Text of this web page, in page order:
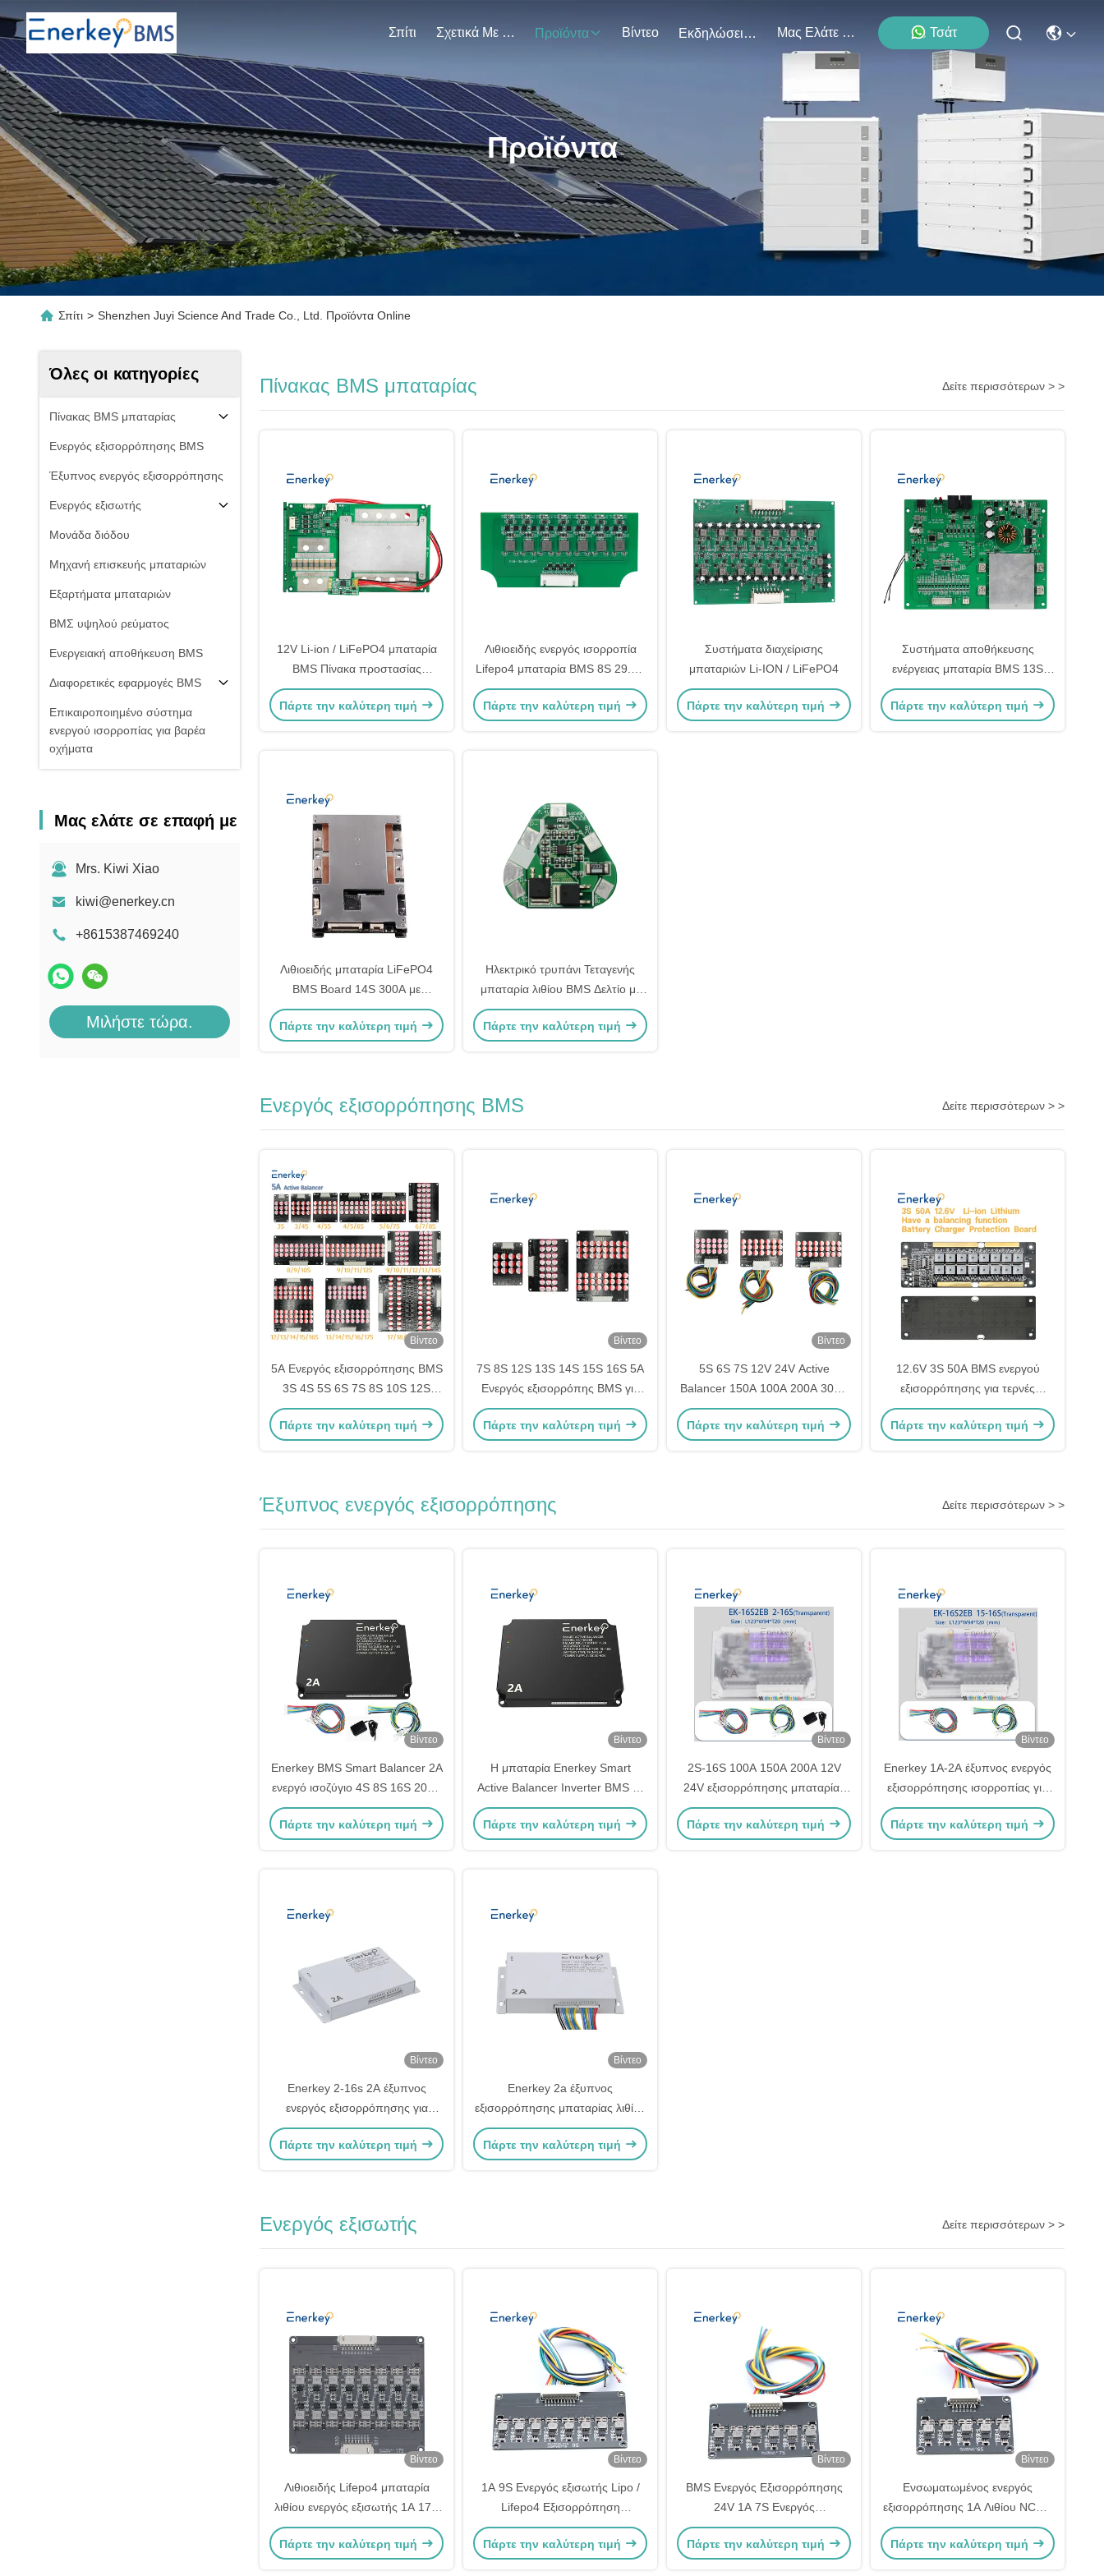
Σπίτι Σχετικά Με Εμάς Προϊόντα Βίντεο Εκδηλώσεις Μας Ελάτε Σε Επαφή Με Τσάτ
Προϊόντα
Σπίτι > Shenzhen Juyi Science And Trade Co., Ltd. Προϊόντα Online
Όλες οι κατηγορίες
Πίνακας BMS μπαταρίας
Ενεργός εξισορρόπησης BMS
Έξυπνος ενεργός εξισορρόπησης
Ενεργός εξισωτής
Μονάδα διόδου
Μηχανή επισκευής μπαταριών
Εξαρτήματα μπαταριών
ΒΜΣ υψηλού ρεύματος
Ενεργειακή αποθήκευση BMS
Διαφορετικές εφαρμογές BMS
Επικαιροποιημένο σύστημα
ενεργού ισορροπίας για βαρέα
οχήματα
Μας ελάτε σε επαφή με
Mrs. Kiwi Xiao
kiwi@enerkey.cn
+8615387469240
Μιλήστε τώρα.
Πίνακας BMS μπαταρίας Δείτε περισσότερων > >
12V Li-ion / LiFePO4 μπαταρία
BMS Πίνακα προστασίας
κυκλώματος Μοντέλο 4S 100A
150A Τύπος PCM
Πάρτε την καλύτερη τιμή
Λιθιοειδής ενεργός ισορροπία
Lifepo4 μπαταρία BMS 8S 29.6V
25.6V με RS485 RS232 Bt
Πάρτε την καλύτερη τιμή
Συστήματα διαχείρισης
μπαταριών Li-ION / LiFePO4
Πάρτε την καλύτερη τιμή
Συστήματα αποθήκευσης
ενέργειας μπαταρία BMS 13S
14S 15S 50V 55.5V Li-Ion 30A
40A 50A με RS485
Πάρτε την καλύτερη τιμή
Λιθιοειδής μπαταρία LiFePO4
BMS Board 14S 300A με
πρωτόκολλο RS232 RS422
RS485 CAN USART
Πάρτε την καλύτερη τιμή
Ηλεκτρικό τρυπάνι Τεταγενής
μπαταρία λιθίου BMS Δελτίο με
κορυφαίο ρεύμα εκκίνησης 60A
Πάρτε την καλύτερη τιμή
Ενεργός εξισορρόπησης BMS Δείτε περισσότερων > >
Βίντεο
5A Ενεργός εξισορρόπησης BMS
3S 4S 5S 6S 7S 8S 10S 12S
Lifepo4 LTO εξισορρόπησης
μπαταρίας λιθίου
Πάρτε την καλύτερη τιμή
Βίντεο
7S 8S 12S 13S 14S 15S 16S 5A
Ενεργός εξισορρόπης BMS για
παροχή ηλεκτρικής ενέργειας
έκτακτης ανάγκης
Πάρτε την καλύτερη τιμή
Βίντεο
5S 6S 7S 12V 24V Active
Balancer 150A 100A 200A 300A
LFP / Πίνακα προστασίας
μπαταρίας λιθίου
Πάρτε την καλύτερη τιμή
12.6V 3S 50A BMS ενεργού
εξισορρόπησης για τερνές
μπαταρίες λιθίου
Πάρτε την καλύτερη τιμή
Έξυπνος ενεργός εξισορρόπησης Δείτε περισσότερων > >
Βίντεο
Enerkey BMS Smart Balancer 2A
ενεργό ισοζύγιο 4S 8S 16S 200A
2V-100V για μπαταρία Lifepo4/Li-
ion
Πάρτε την καλύτερη τιμή
Βίντεο
Η μπαταρία Enerkey Smart
Active Balancer Inverter BMS με
15S-16S 100A 150A με 2A
ισορροπητικό ρεύμα
Πάρτε την καλύτερη τιμή
Βίντεο
2S-16S 100A 150A 200A 12V
24V εξισορρόπησης μπαταρίας
για μπαταρίες Lifepo4/Li-ion
Πάρτε την καλύτερη τιμή
Βίντεο
Enerkey 1A-2A έξυπνος ενεργός
εξισορρόπησης ισορροπίας για
15S/16S Lifepo4/Li-ion μπαταρία
Πάρτε την καλύτερη τιμή
Βίντεο
Enerkey 2-16s 2A έξυπνος
ενεργός εξισορρόπησης για
Lifepo4/Li-ion εξισορρόπηση
μπαταρίας
Πάρτε την καλύτερη τιμή
Βίντεο
Enerkey 2a έξυπνος
εξισορρόπησης μπαταρίας λιθίου
ενεργός εξισορρόπησης για το
σύστημα αποθήκευσης στο σπίτι
Πάρτε την καλύτερη τιμή
Ενεργός εξισωτής Δείτε περισσότερων > >
Βίντεο
Λιθιοειδής Lifepo4 μπαταρία
λιθίου ενεργός εξισωτής 1A 17S
BMS ισορροπία μεταφοράς
ενέργειας
Πάρτε την καλύτερη τιμή
Βίντεο
1Α 9S Ενεργός εξισωτής Lipo /
Lifepo4 Εξισορρόπηση
μεταφοράς ενέργειας μπαταρίας
Πάρτε την καλύτερη τιμή
Βίντεο
BMS Ενεργός Εξισορρόπησης
24V 1A 7S Ενεργός
Εξισορρόπησης Lipo / Lifepo4
Πάρτε την καλύτερη τιμή
Βίντεο
Ενσωματωμένος ενεργός
εξισορρόπησης 1A Λιθίου NCM /
Lifepo4 LFP 6S ισορροπία
μπαταρίας
Πάρτε την καλύτερη τιμή